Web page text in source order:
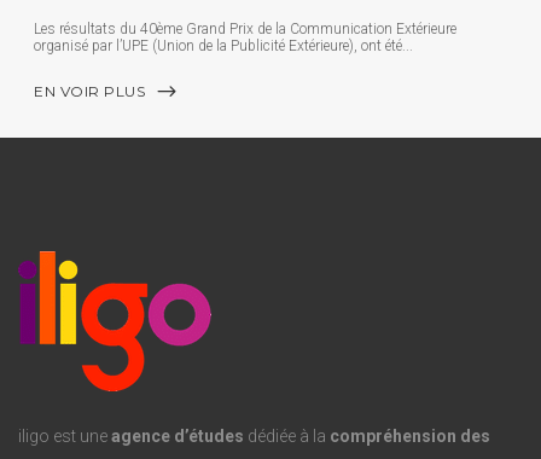
Les résultats du 40ème Grand Prix de la Communication Extérieure
organisé par l’UPE (Union de la Publicité Extérieure), ont été
EN VOIR PLUS
iligo est uneagence d’études dédiée à la compréhension des